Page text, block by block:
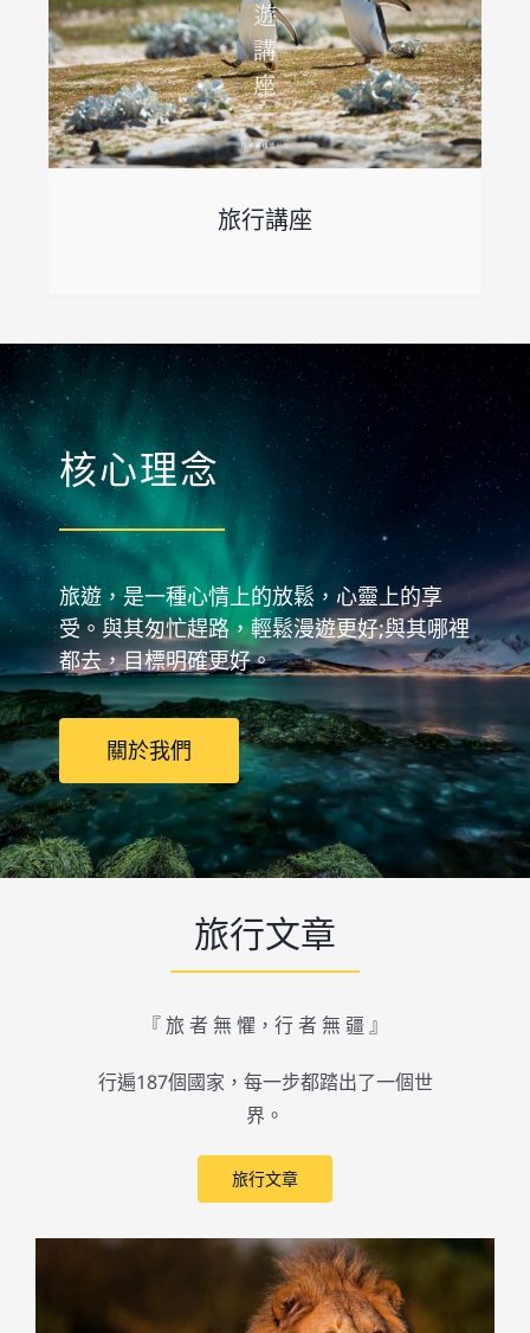
旅行講座
核心理念
旅遊，是一種心情上的放鬆，心靈上的享
受。與其匆忙趕路，輕鬆漫遊更好;與其哪裡
都去，目標明確更好。
關於我們
旅行文章
『 旅 者 無 懼，行 者 無 疆 』
行遍187個國家，每一步都踏出了一個世
界。
旅行文章